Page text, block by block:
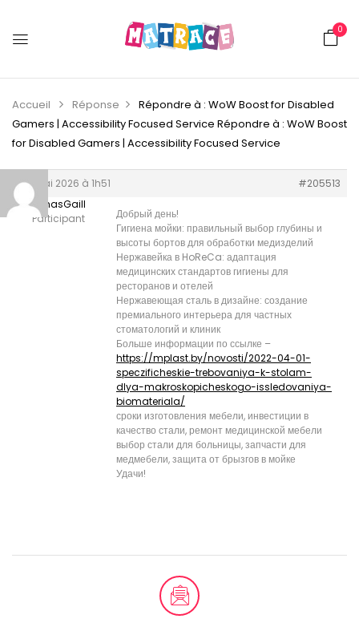
0
Accueil Réponse
Répondre à : WoW Boost for Disabled
Gamers | Accessibility Focused Service Répondre à : WoW Boost
for Disabled Gamers | Accessibility Focused Service
29 mai 2026 à 1h51
#205513
ThomasGaill
Participant
Добрый день!
Гигиена мойки: правильный выбор глубины и
высоты бортов для обработки медизделий
Нержавейка в HoReCa: адаптация
медицинских стандартов гигиены для
ресторанов и отелей
Нержавеющая сталь в дизайне: создание
премиального интерьера для частных
стоматологий и клиник
Больше информации по ссылке –
https://mplast.by/novosti/2022-04-01-
speczificheskie-trebovaniya-k-stolam-
dlya-makroskopicheskogo-issledovaniya-
biomateriala/
сроки изготовления мебели, инвестиции в
качество стали, ремонт медицинской мебели
выбор стали для больницы, запчасти для
медмебели, защита от брызгов в мойке
Удачи!